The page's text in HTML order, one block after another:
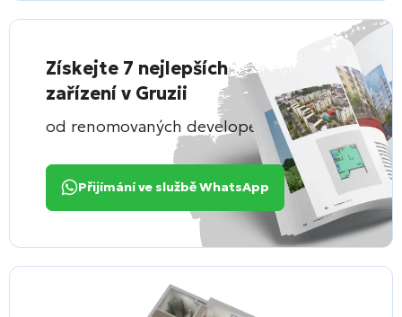
Získejte 7 nejlepších
zařízení v Gruzii
od renomovaných developerů
Přijímání ve službě WhatsApp